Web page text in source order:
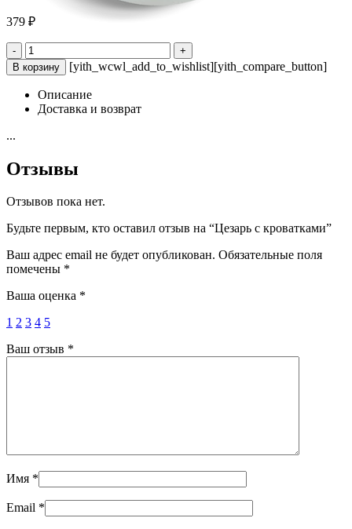
379 ₽
-
Количество
товара
Цезарь
с
кроватками
+
В корзину
[yith_wcwl_add_to_wishlist][yith_compare_button]
Описание
Доставка и возврат
...
Отзывы
Отзывов пока нет.
Будьте первым, кто оставил отзыв на “Цезарь с кроватками”
Ваш адрес email не будет опубликован. Обязательные поля
помечены *
Ваша оценка *
1 2 3 4 5
Ваш отзыв *
Имя *
Email *